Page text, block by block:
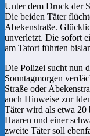
Unter dem Druck der
Die beiden Täter
Abekenstraße.
unverletzt. Die sofort
am Tatort führten
Die Polizei sucht nun
Sonntagmorgen
Straße oder
auch Hinweise zur
Täter wird als etwa 20
Haaren und einer
zweite Täter soll